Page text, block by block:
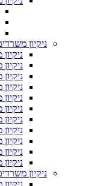
ניקיון
ניקיון